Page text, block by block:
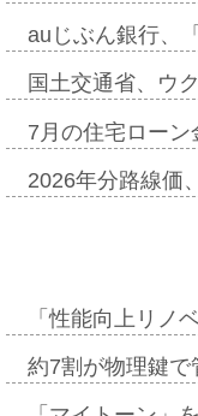
auじぶん銀行、
国土交通省、ウ
7月の住宅ロー
2026年分路線価
「性能向上リノ
約7割が物理鍵